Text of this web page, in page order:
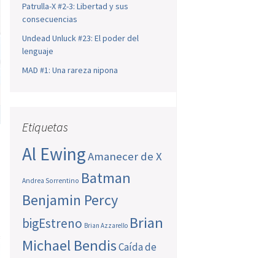
Patrulla-X #2-3: Libertad y sus
consecuencias
Undead Unluck #23: El poder del
lenguaje
MAD #1: Una rareza nipona
Etiquetas
Al EwingAmanecer de X
Andrea Sorrentino Batman
Benjamin Percy
bigEstreno Brian Azzarello Brian
Michael BendisCaída de